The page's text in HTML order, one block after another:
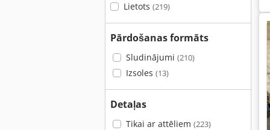
Lietots (219)
Pārdošanas formāts
Sludinājumi (210)
Izsoles (13)
Detaļas
Tikai ar attēliem (223)